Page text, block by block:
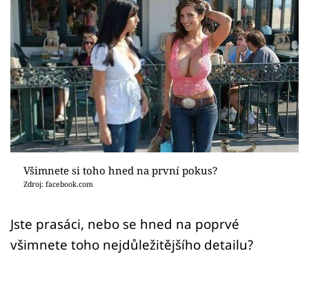
Virály
Sex a vztahy
Videa
Sledujte prima+
Přihlášení
Sledujte nás
Všimnete si toho hned na první pokus?
Zdroj: facebook.com
Jste prasáci, nebo se hned na poprvé
všimnete toho nejdůležitějšího detailu?